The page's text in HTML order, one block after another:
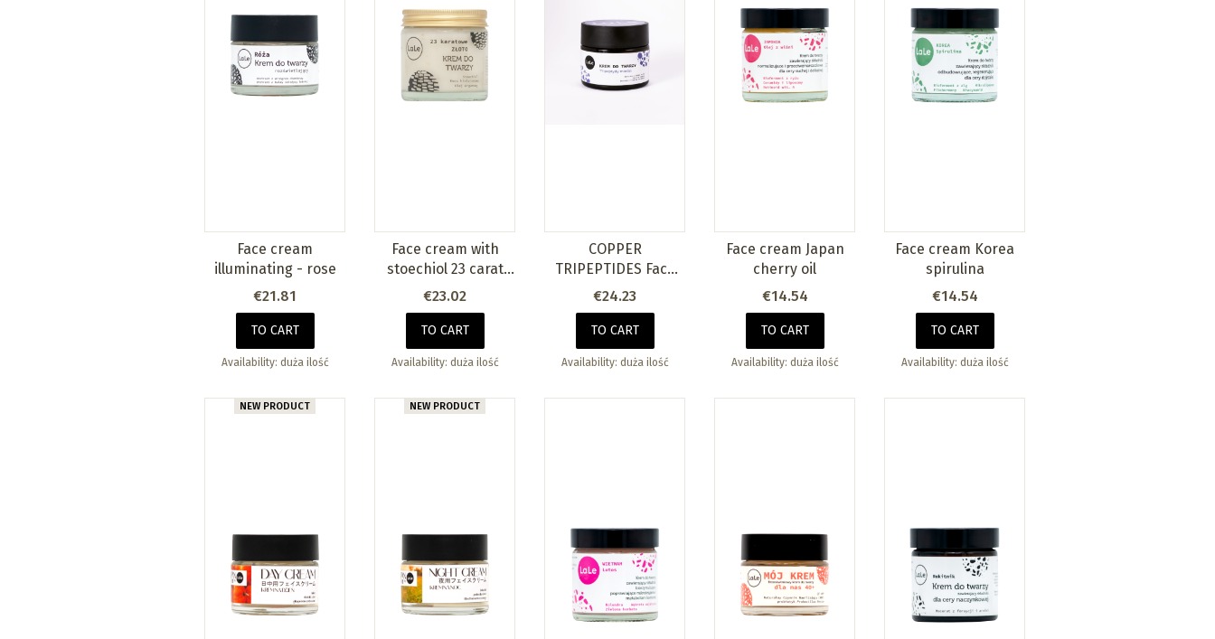
Face cream
illuminating - rose
Price
€21.81
TO CART
Availability: duża ilość
Face cream with
stoechiol 23 carat
gold - 60 ml
Price
€23.02
TO CART
Availability: duża ilość
COPPER
TRIPEPTIDES Face
Cream
Price
€24.23
TO CART
Availability: duża ilość
Face cream Japan
cherry oil
Price
€14.54
TO CART
Availability: duża ilość
Face cream Korea
spirulina
Price
€14.54
TO CART
Availability: duża ilość
NEW PRODUCT NEW PRODUCT